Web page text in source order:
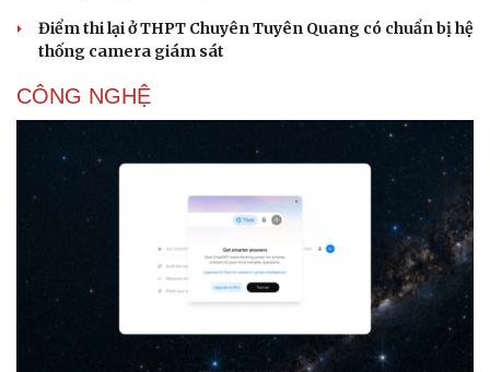
Sân khấu - Điện ảnh
Văn học
Thời trang
Sao Việt
Điểm thi lại ở THPT Chuyên Tuyên Quang có chuẩn bị hệ
thống camera giám sát
CÔNG NGHỆ